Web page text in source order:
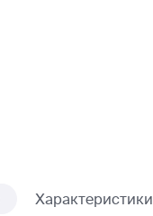
Характеристики